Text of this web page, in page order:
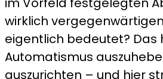
wirklich
eigentlich bedeutet? Das
Automatismus
auszurichten – und hier